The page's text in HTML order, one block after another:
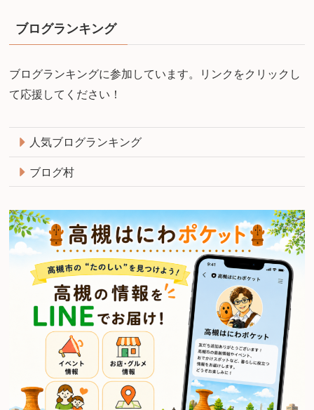
イ
ブ
ブログランキング
ブログランキングに参加しています。リンクをクリックし
て応援してください！
人気ブログランキング
ブログ村